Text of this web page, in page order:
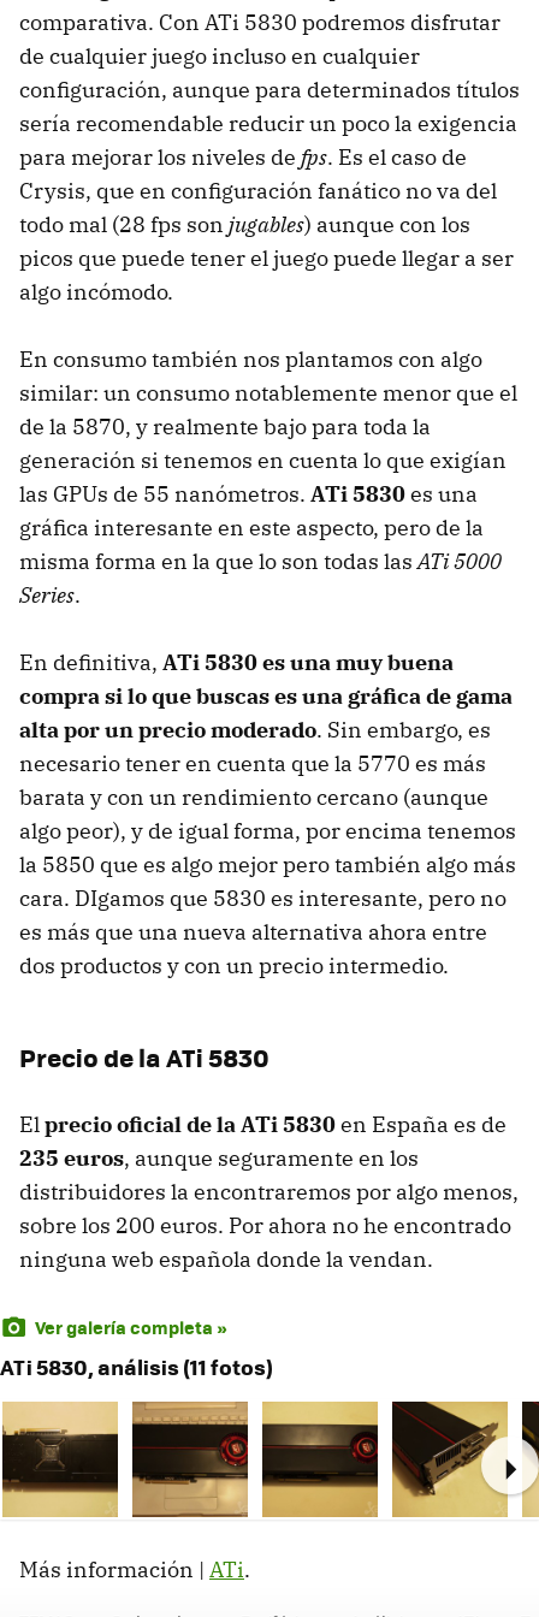
comparativa. Con ATi 5830 podremos disfrutar
de cualquier juego incluso en cualquier
configuración, aunque para determinados títulos
sería recomendable reducir un poco la exigencia
para mejorar los niveles de fps. Es el caso de
Crysis, que en configuración fanático no va del
todo mal (28 fps son jugables) aunque con los
picos que puede tener el juego puede llegar a ser
algo incómodo.
En consumo también nos plantamos con algo
similar: un consumo notablemente menor que el
de la 5870, y realmente bajo para toda la
generación si tenemos en cuenta lo que exigían
las GPUs de 55 nanómetros. ATi 5830es una
gráfica interesante en este aspecto, pero de la
misma forma en la que lo son todas lasATi 5000
Series.
En definitiva, ATi 5830 es una muy buena
compra si lo que buscas es una gráfica de gama
alta por un precio moderado. Sin embargo, es
necesario tener en cuenta que la 5770 es más
barata y con un rendimiento cercano (aunque
algo peor), y de igual forma, por encima tenemos
la 5850 que es algo mejor pero también algo más
cara. DIgamos que 5830 es interesante, pero no
es más que una nueva alternativa ahora entre
dos productos y con un precio intermedio.
Precio de la ATi 5830
Elprecio oficial de la ATi 5830en España es de
235 euros, aunque seguramente en los
distribuidores la encontraremos por algo menos,
sobre los 200 euros. Por ahora no he encontrado
ninguna web española donde la vendan.
Ver galería completa »
ATi 5830, análisis (11 fotos)
Más información | ATi.